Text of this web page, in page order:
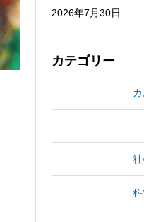
2026年7月30日
カテゴリー